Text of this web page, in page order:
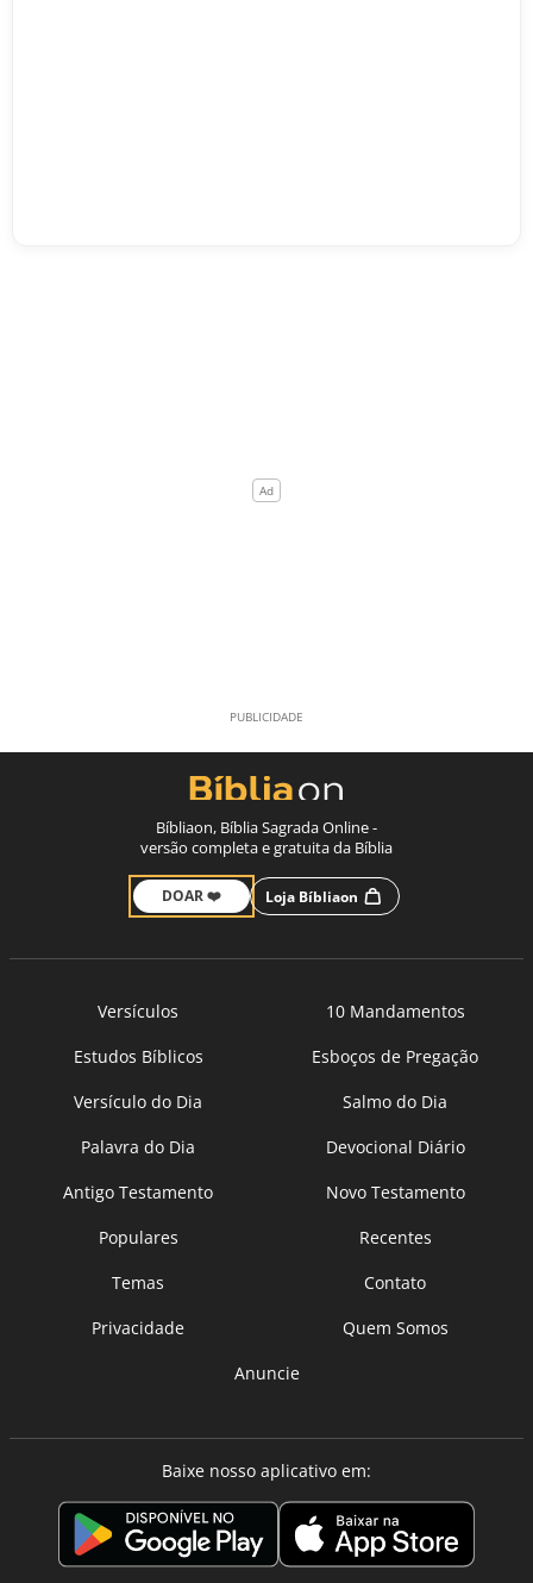
Bíbliaon, Bíblia Sagrada Online -
versão completa e gratuita da Bíblia
DOAR ❤️ Loja Bíbliaon
Versículos
10 Mandamentos
Estudos Bíblicos
Esboços de Pregação
Versículo do Dia
Salmo do Dia
Palavra do Dia
Devocional Diário
Antigo Testamento
Novo Testamento
Populares
Recentes
Temas
Contato
Privacidade
Quem Somos
Anuncie
Baixe nosso aplicativo em: